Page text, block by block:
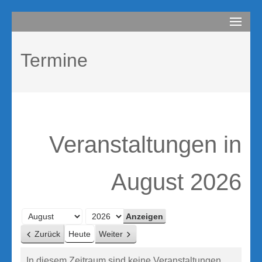
Inhalt
(Enter
drücken)
compurem
Termine
Veranstaltungen in
August 2026
Monat
Jahr
Zurück Heute Weiter